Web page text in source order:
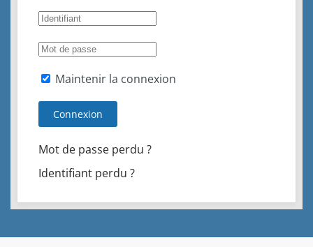
Maintenir la connexion
Connexion
Mot de passe perdu ?
Identifiant perdu ?